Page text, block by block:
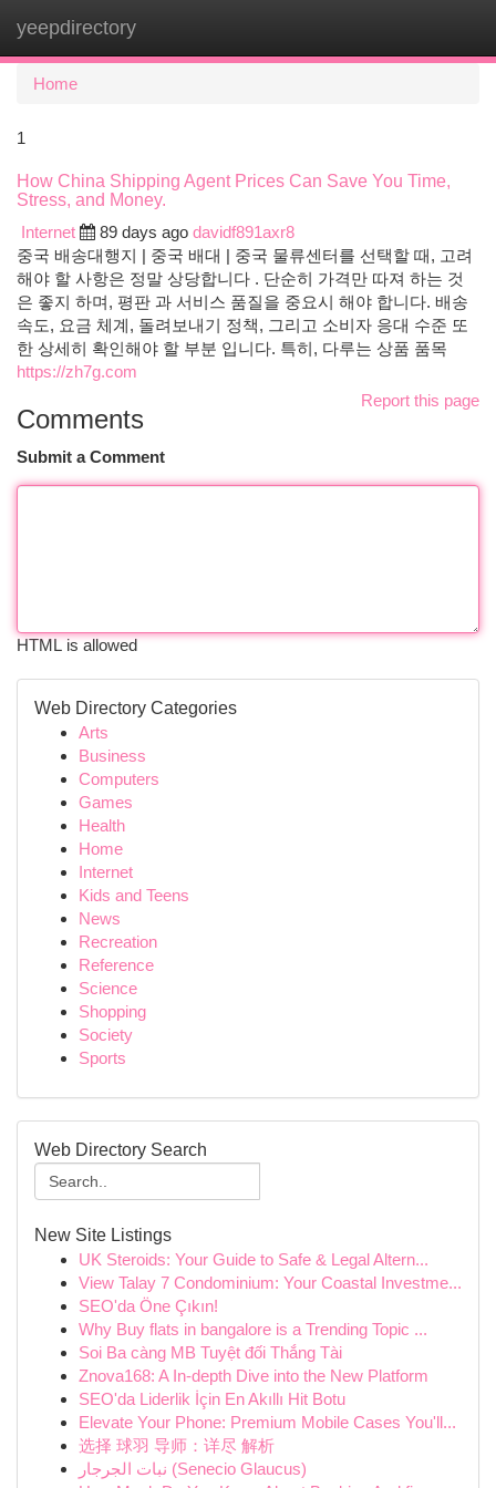
yeepdirectory
Home
1
How China Shipping Agent Prices Can Save You Time,
Stress, and Money.
Internet
89 days ago davidf891axr8
중국 배송대행지 | 중국 배대 | 중국 물류센터를 선택할 때, 고려
해야 할 사항은 정말 상당합니다 . 단순히 가격만 따져 하는 것
은 좋지 하며, 평판 과 서비스 품질을 중요시 해야 합니다. 배송
속도, 요금 체계, 돌려보내기 정책, 그리고 소비자 응대 수준 또
한 상세히 확인해야 할 부분 입니다. 특히, 다루는 상품 품목
https://zh7g.com
Report this page
Comments
Submit a Comment
HTML is allowed
Web Directory Categories
Arts
Business
Computers
Games
Health
Home
Internet
Kids and Teens
News
Recreation
Reference
Science
Shopping
Society
Sports
Web Directory Search
New Site Listings
UK Steroids: Your Guide to Safe & Legal Altern...
View Talay 7 Condominium: Your Coastal Investme...
SEO'da Öne Çıkın!
Why Buy flats in bangalore is a Trending Topic ...
Soi Ba càng MB Tuyệt đối Thắng Tài
Znova168: A In-depth Dive into the New Platform
SEO'da Liderlik İçin En Akıllı Hit Botu
Elevate Your Phone: Premium Mobile Cases You'll...
选择 球羽 导师：详尽 解析
نبات الجرجار (Senecio Glaucus)